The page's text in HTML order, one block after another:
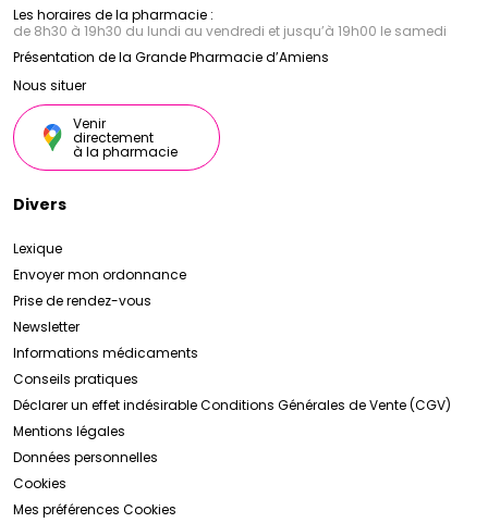
Les horaires de la pharmacie :
de 8h30 à 19h30 du lundi au vendredi et jusqu’à 19h00 le samedi
Présentation de la Grande Pharmacie d’Amiens
Nous situer
Venir
directement
à la pharmacie
Divers
Lexique
Envoyer mon ordonnance
Prise de rendez-vous
Newsletter
Informations médicaments
Conseils pratiques
Déclarer un effet indésirableConditions Générales de Vente (CGV)
Mentions légales
Données personnelles
Cookies
Mes préférences Cookies